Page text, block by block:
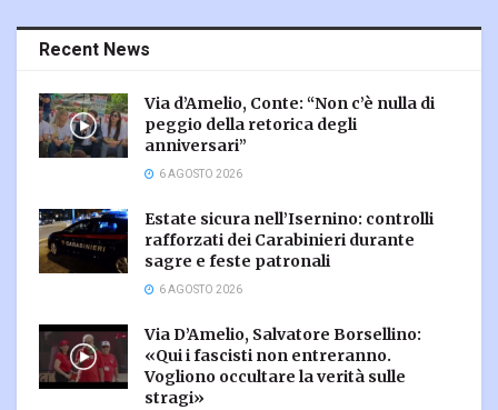
Recent News
Via d’Amelio, Conte: “Non c’è nulla di
peggio della retorica degli
anniversari”
6 AGOSTO 2026
Estate sicura nell’Isernino: controlli
rafforzati dei Carabinieri durante
sagre e feste patronali
6 AGOSTO 2026
Via D’Amelio, Salvatore Borsellino:
«Qui i fascisti non entreranno.
Vogliono occultare la verità sulle
stragi»